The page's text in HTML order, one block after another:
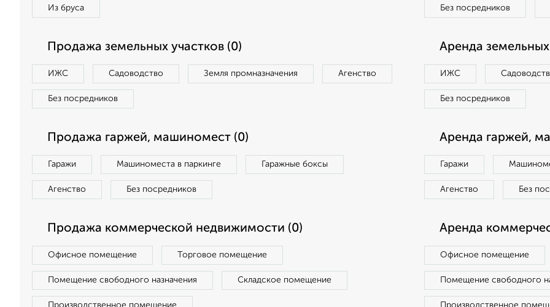
Из бруса Без посредников
Продажа земельных участков (0)
ИЖС Садоводство Земля промназначения Агенство
Без посредников
Аренда земельных
ИЖС
Без посредников
Продажа гаржей, машиномест (0)
Гаражи Машиноместа в паркинге Гаражные боксы
Агенство Без посредников
Аренда гаржей,
Гаражи
Агенство Без
Продажа коммерческой недвижимости (0)
Офисное помещение Торговое помещение
Помещение свободного назначения Складское помещение
Производственное помещение
Аренда
Офисное помещение
Помещение свободного
Производственное